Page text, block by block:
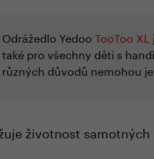
Odrážedlo Yedoo TooToo XL
také pro všechny děti s
různých důvodů nemohou
životnost samotných